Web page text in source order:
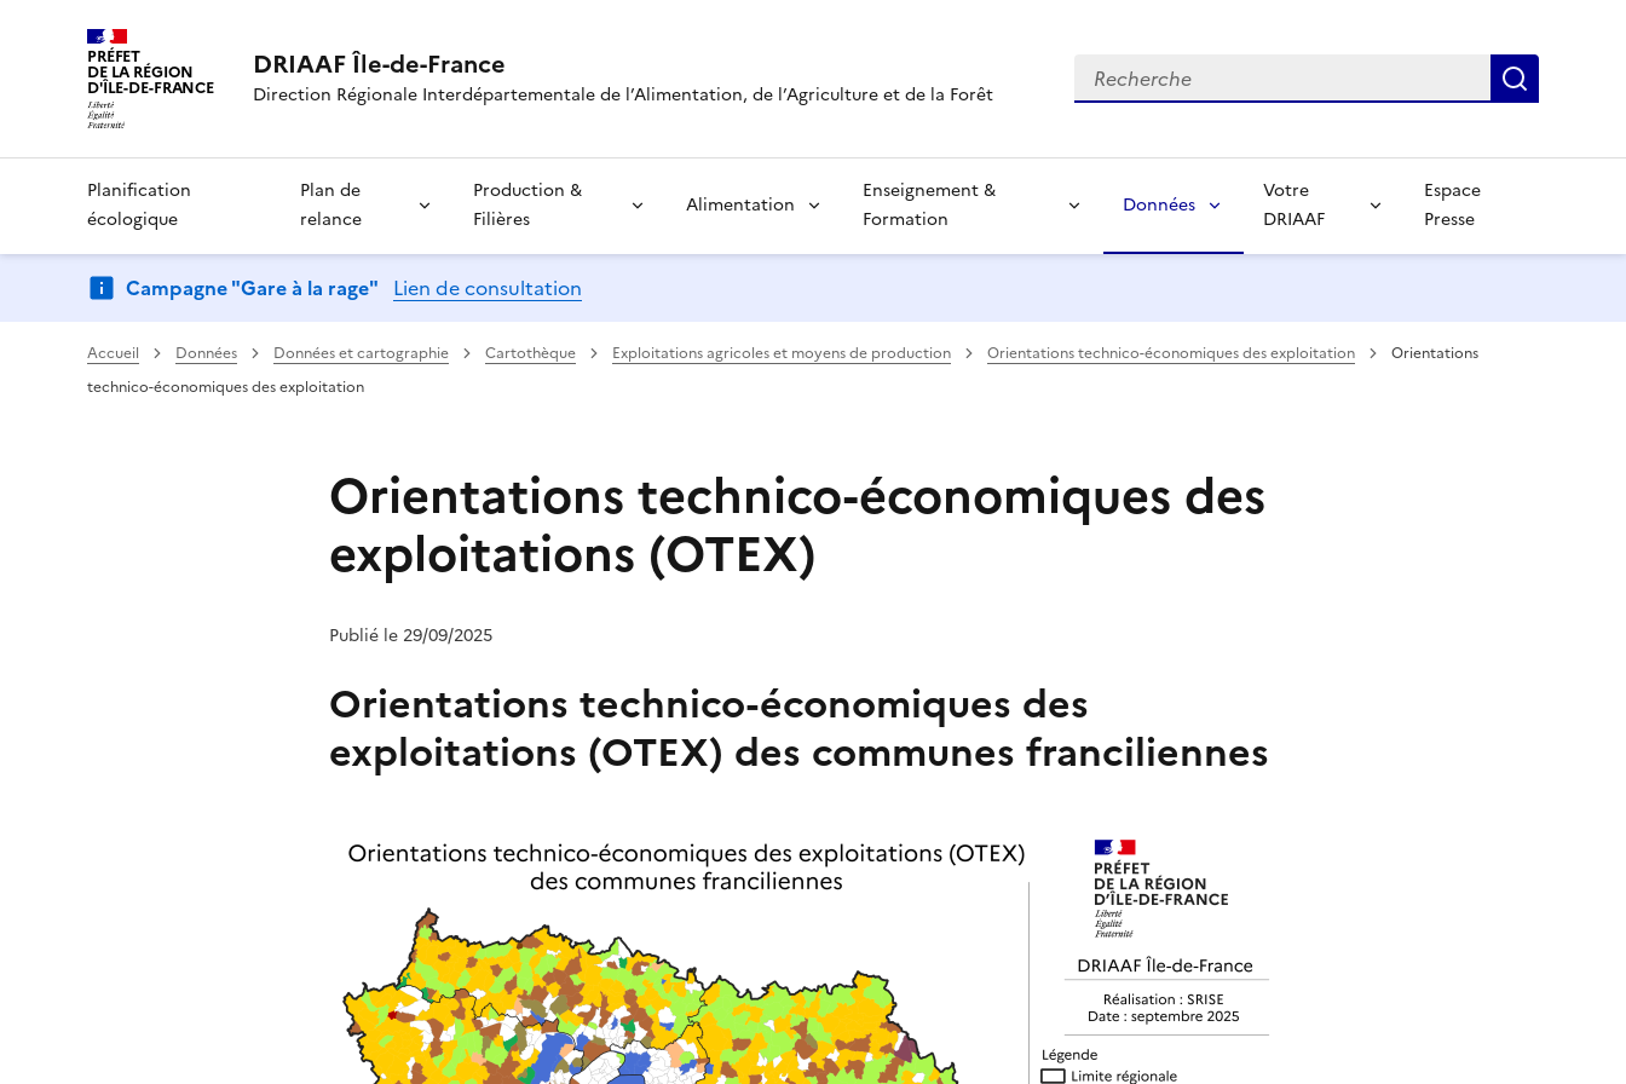
PRÉFET
DE LA RÉGION
D'ÎLE-DE-FRANCE
DRIAAF Île-de-France
Direction Régionale Interdépartementale de l’Alimentation, de l’Agriculture et de la Forêt
Recherche
Planification
écologique
Plan de
relance
Production &
Filières
Alimentation
Enseignement &
Formation
Données
Votre
DRIAAF
Espace
Presse
Campagne "Gare à la rage" Lien de consultation
Accueil Données Données et cartographie Cartothèque Exploitations agricoles et moyens de production Orientations technico-économiques des exploitation
Orientations
technico-économiques des exploitation
Orientations technico-économiques des
exploitations (OTEX)
Publié le 29/09/2025
Orientations technico-économiques des
exploitations (OTEX) des communes franciliennes